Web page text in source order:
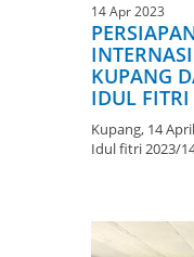
14 Apr 2023
KUPANG
IDUL
Kupang, 14
Idul fitri 2023/